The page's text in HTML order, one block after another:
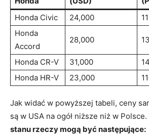
Honda Civic
24,000
Honda
Accord
28,000
Honda CR-V 31,000
Honda HR-V
23,000
Jak widać w powyższej tabeli, ceny
są w USA na ogół niższe niż w Polsce.
stanu rzeczy mogą być następujące: